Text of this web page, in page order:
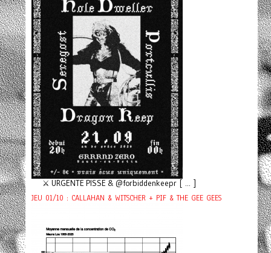
⚔️ URGENTE PISSE & @forbiddenkeepr [ ... ]
JEU 01/10 : CALLAHAN & WITSCHER + PIF & THE GEE GEES